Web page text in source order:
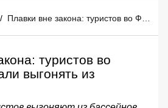
/
туристов во
выгонять из